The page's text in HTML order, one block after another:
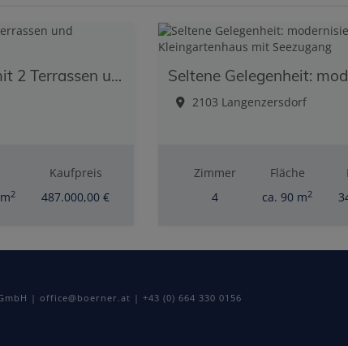
Baden: Stadthaus mit 2 Terrassen und Eigengarten
2
Kaufpreis
487.000,00 €
2103 Langenzersdorf
Zimmer
4
Fläche
ca. 90 m2
| office@boerner.at | +43 (0) 664 330 0156